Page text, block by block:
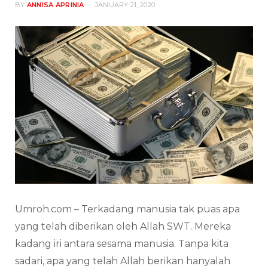
BY ANNISA APRINIA JANUARY 21, 2020
Umroh.com – Terkadang manusia tak puas apa
yang telah diberikan oleh Allah SWT. Mereka
kadang iri antara sesama manusia. Tanpa kita
sadari, apa yang telah Allah berikan hanyalah